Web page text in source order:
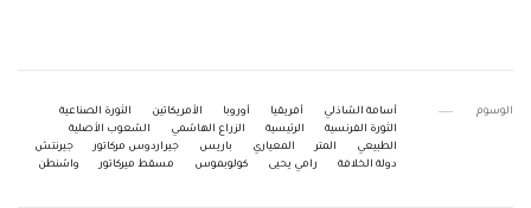
الوسوم أسامة الشاذلي أفريقيا أوروبا الأمريكاتين
الثورة الصناعية
الثورة الفرنسية
الرئيسية الزراع الهاشمي
الشعوب الأصلية
الطبيعي
المتر المعياري باريس جيراردوس مركاتور
جيرنتش
دولة الخلافة
رامي يحيى كولوبموس مسقط ميركاتور واشنطن